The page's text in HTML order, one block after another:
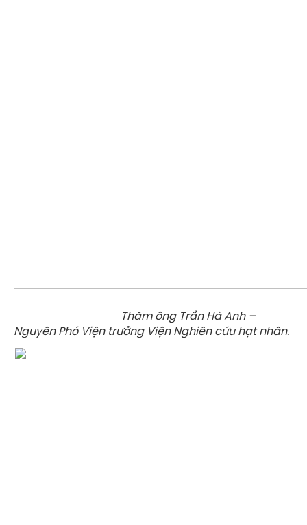
Thăm ông Trần Hà Anh –
Nguyên Phó Viện trưởng Viện Nghiên cứu hạt nhân.